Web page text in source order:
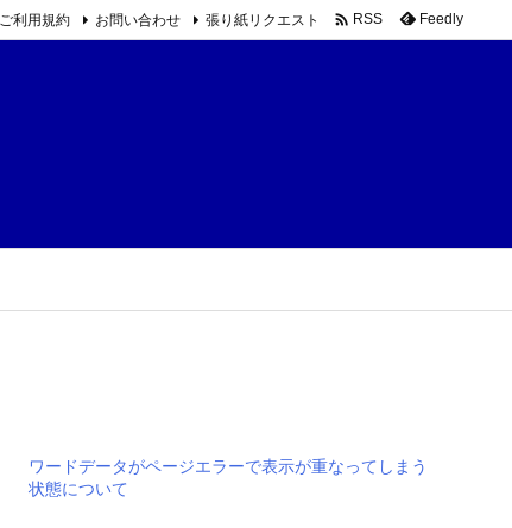
ご利用規約 お問い合わせ 張り紙リクエスト  RSS Feedly
ワードデータがページエラーで表示が重なってしまう
状態について